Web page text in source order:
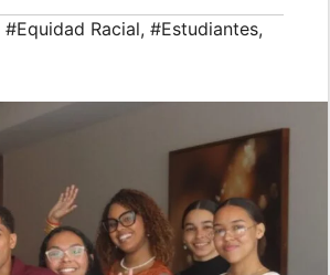
#Equidad Racial, #Estudiantes,